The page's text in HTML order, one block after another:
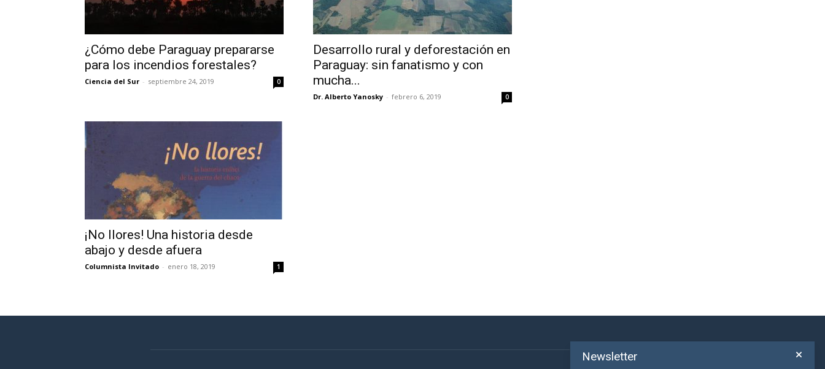
¿Cómo debe Paraguay prepararse
para los incendios forestales?
Ciencia del Sur - septiembre 24, 2019 0
Desarrollo rural y deforestación en
Paraguay: sin fanatismo y con
mucha...
Dr. Alberto Yanosky - febrero 6, 2019 0
¡No llores! Una historia desde
abajo y desde afuera
Columnista Invitado - enero 18, 2019 1
Newsletter